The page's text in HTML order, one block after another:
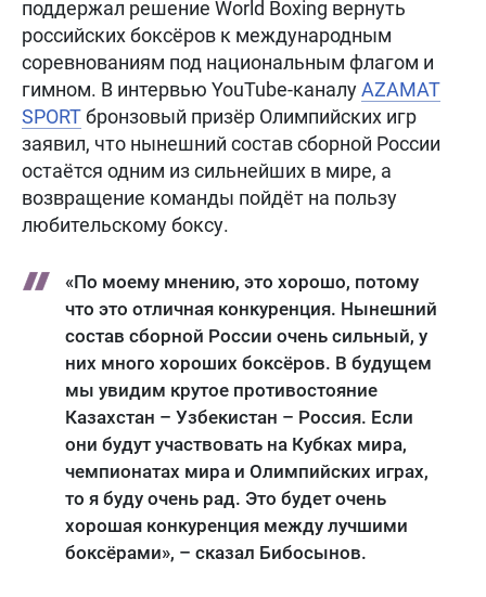
поддержал решение World Boxing вернуть
российских боксёров к международным
соревнованиям под национальным флагом и
гимном. В интервью YouTube-каналуAZAMAT
SPORTбронзовый призёр Олимпийских игр
заявил, что нынешний состав сборной России
остаётся одним из сильнейших в мире, а
возвращение команды пойдёт на пользу
любительскому боксу.
«По моему мнению, это хорошо, потому
что это отличная конкуренция. Нынешний
состав сборной России очень сильный, у
них много хороших боксёров. В будущем
мы увидим крутое противостояние
Казахстан – Узбекистан – Россия. Если
они будут участвовать на Кубках мира,
чемпионатах мира и Олимпийских играх,
то я буду очень рад. Это будет очень
хорошая конкуренция между лучшими
боксёрами», – сказал Бибосынов.